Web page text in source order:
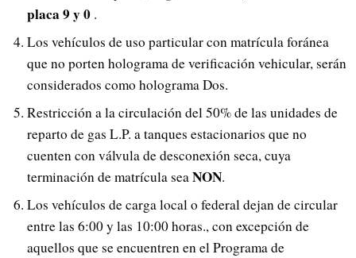
placa 9 y 0.
Los vehículos de uso particular con matrícula foránea
que no porten holograma de verificación vehicular, serán
considerados como holograma Dos.
Restricción a la circulación del 50% de las unidades de
reparto de gas L.P. a tanques estacionarios que no
cuenten con válvula de desconexión seca, cuya
terminación de matrícula seaNON.
Los vehículos de carga local o federal dejan de circular
entre las 6:00 y las 10:00 horas., con excepción de
aquellos que se encuentren en el Programa de